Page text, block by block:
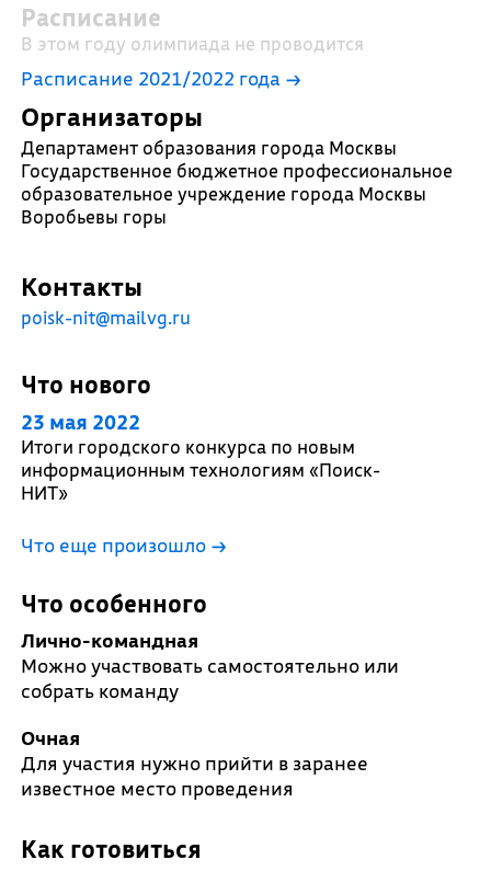
Расписание
В этом году олимпиада не проводится
Расписание 2021/2022 года →
Организаторы
Департамент образования города Москвы
Государственное бюджетное профессиональное
образовательное учреждение города Москвы
Воробьевы горы
Контакты
poisk-nit@mailvg.ru
Что нового
23 мая 2022
Итоги городского конкурса по новым
информационным технологиям «Поиск-
НИТ»
Что еще произошло →
Что особенного
Лично-командная
Можно участвовать самостоятельно или
собрать команду
Очная
Для участия нужно прийти в заранее
известное место проведения
Как готовиться